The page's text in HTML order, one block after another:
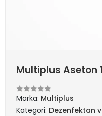
Multiplus Aseton
Marka: Multiplus
Kategori: Dezenfektan